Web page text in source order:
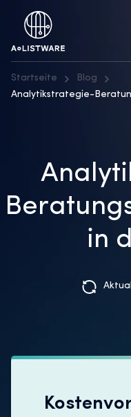
Startseite
Blog
Analytikstrategie-
in